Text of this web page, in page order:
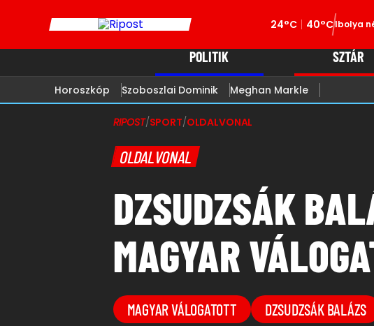
24°C 40°CIbolya
POLITIK SZTÁR
Horoszkóp Szoboszlai Dominik Meghan Markle
RIPOST/SPORT/OLDALVONAL
OLDALVONAL
DZSUDZSÁK
MAGYAR
MAGYAR VÁLOGATOTT DZSUDZSÁK BALÁZS